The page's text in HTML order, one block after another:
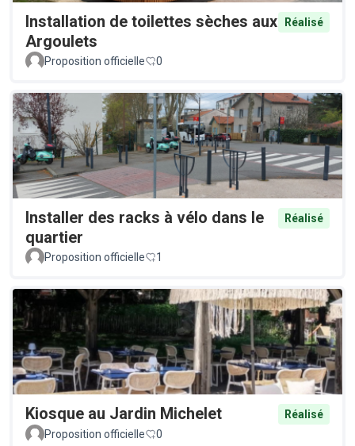
Installation de toilettes sèches aux
Argoulets
Réalisé
Proposition officielle 0
Installer des racks à vélo dans le
quartier
Réalisé
Proposition officielle 1
Kiosque au Jardin Michelet
Réalisé
Proposition officielle
0